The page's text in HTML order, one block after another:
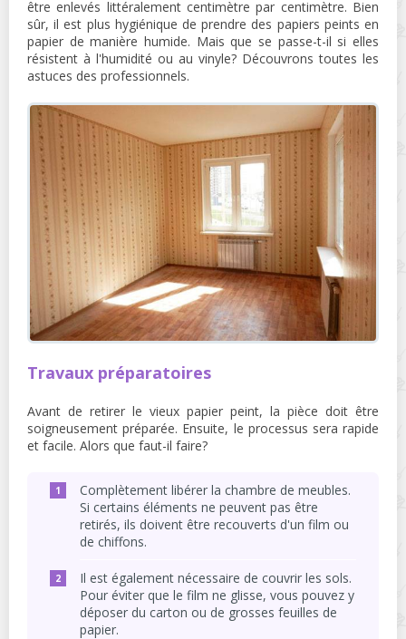
être enlevés littéralement centimètre par centimètre. Bien
sûr, il est plus hygiénique de prendre des papiers peints en
papier de manière humide. Mais que se passe-t-il si elles
résistent à l'humidité ou au vinyle? Découvrons toutes les
astuces des professionnels.
Travaux préparatoires
Avant de retirer le vieux papier peint, la pièce doit être
soigneusement préparée. Ensuite, le processus sera rapide
et facile. Alors que faut-il faire?
Complètement libérer la chambre de meubles.
Si certains éléments ne peuvent pas être
retirés, ils doivent être recouverts d'un film ou
de chiffons.
Il est également nécessaire de couvrir les sols.
Pour éviter que le film ne glisse, vous pouvez y
déposer du carton ou de grosses feuilles de
papier.